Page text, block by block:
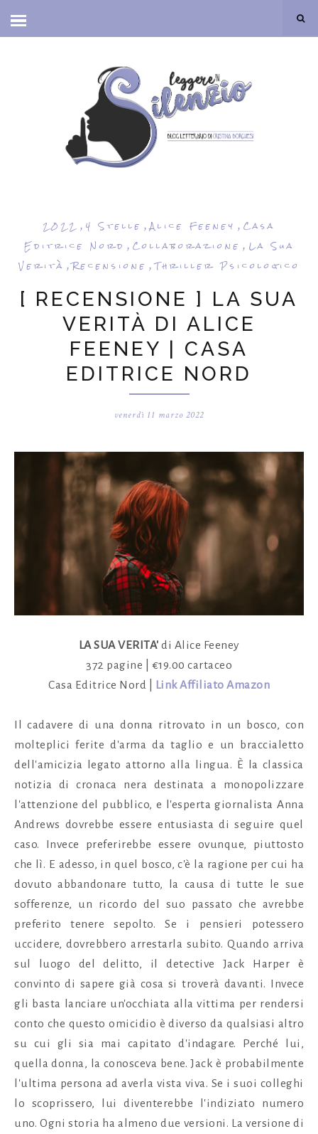
2022 , 4 Stelle ,Alice Feeney , Casa
Editrice Nord , Collaborazione , La Sua
Verità ,Recensione ,Thriller Psicologico
[ RECENSIONE ] LA SUA
VERITÀ DI ALICE
FEENEY | CASA
EDITRICE NORD
venerdì 11 marzo 2022
LA SUA VERITA' di Alice Feeney
372 pagine | €19.00 cartaceo
Casa Editrice Nord |
Link Affiliato Amazon
Il cadavere di una donna ritrovato in un bosco, con
molteplici ferite d'arma da taglio e un braccialetto
dell'amicizia legato attorno alla lingua. È la classica
notizia di cronaca nera destinata a monopolizzare
l'attenzione del pubblico, e l'esperta giornalista Anna
Andrews dovrebbe essere entusiasta di seguire quel
caso. Invece preferirebbe essere ovunque, piuttosto
che lì. E adesso, in quel bosco, c'è la ragione per cui ha
dovuto abbandonare tutto, la causa di tutte le sue
sofferenze, un ricordo del suo passato che avrebbe
preferito tenere sepolto. Se i pensieri potessero
uccidere, dovrebbero arrestarla subito. Quando arriva
sul luogo del delitto, il detective Jack Harper è
convinto di sapere già cosa si troverà davanti. Invece
gli basta lanciare un'occhiata alla vittima per rendersi
conto che questo omicidio è diverso da qualsiasi altro
su cui gli sia mai capitato d'indagare. Perché lui,
quella donna, la conosceva bene. Jack è probabilmente
l'ultima persona ad averla vista viva. Se i suoi colleghi
lo scoprissero, lui diventerebbe l'indiziato numero
uno. Ogni storia ha almeno due versioni. La versione di